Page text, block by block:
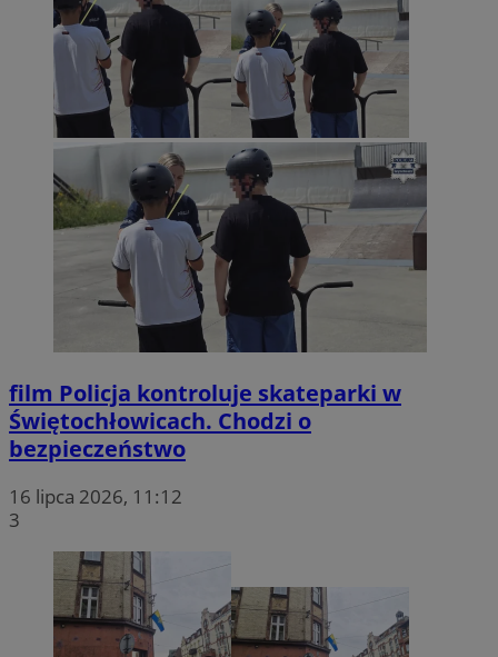
film Policja kontroluje skateparki w
Świętochłowicach. Chodzi o
bezpieczeństwo
16 lipca 2026, 11:12
3